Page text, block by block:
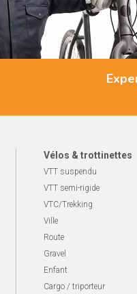
Vélos & trottinettes
VTT suspendu
VTT semi-rigide
VTC/Trekking
Ville
Route
Gravel
Enfant
Cargo / triporteur